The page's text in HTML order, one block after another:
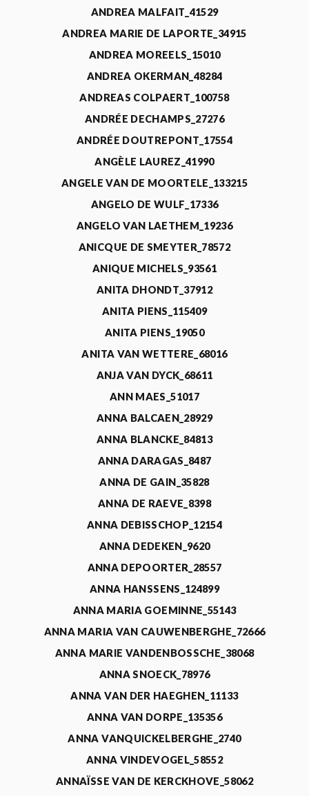
ANDREA MALFAIT_41529
ANDREA MARIE DE LAPORTE_34915
ANDREA MOREELS_15010
ANDREA OKERMAN_48284
ANDREAS COLPAERT_100758
ANDRÉE DECHAMPS_27276
ANDRÉE DOUTREPONT_17554
ANGÈLE LAUREZ_41990
ANGELE VAN DE MOORTELE_133215
ANGELO DE WULF_17336
ANGELO VAN LAETHEM_19236
ANICQUE DE SMEYTER_78572
ANIQUE MICHELS_93561
ANITA DHONDT_37912
ANITA PIENS_115409
ANITA PIENS_19050
ANITA VAN WETTERE_68016
ANJA VAN DYCK_68611
ANN MAES_51017
ANNA BALCAEN_28929
ANNA BLANCKE_84813
ANNA DARAGAS_8487
ANNA DE GAIN_35828
ANNA DE RAEVE_8398
ANNA DEBISSCHOP_12154
ANNA DEDEKEN_9620
ANNA DEPOORTER_28557
ANNA HANSSENS_124899
ANNA MARIA GOEMINNE_55143
ANNA MARIA VAN CAUWENBERGHE_72666
ANNA MARIE VANDENBOSSCHE_38068
ANNA SNOECK_78976
ANNA VAN DER HAEGHEN_11133
ANNA VAN DORPE_135356
ANNA VANQUICKELBERGHE_2740
ANNA VINDEVOGEL_58552
ANNAÏSSE VAN DE KERCKHOVE_58062